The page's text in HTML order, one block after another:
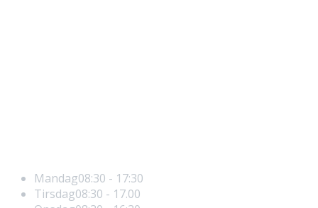
Mandag08:30 - 17:30
Tirsdag08:30 - 17.00